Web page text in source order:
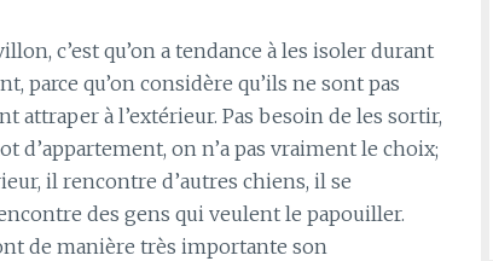
c’est qu’on a tendance à les isoler durant
parce qu’on considère qu’ils ne sont pas
attraper à l’extérieur. Pas besoin de les sortir,
d’appartement, on n’a pas vraiment le choix;
il rencontre d’autres chiens, il se
des gens qui veulent le papouiller.
de manière très importante son